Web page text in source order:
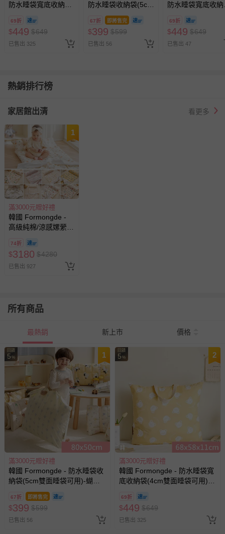
防水睡袋寬底收納袋
黃底熊熊
(68x58x11cm)
69折
$449 $649
已售出 325
防水睡袋收納袋(5cm
雙面睡袋可用)-蝴蝶
結串串 (80x50cm)
67折 即將售完
$399 $599
已售出 56
防水睡袋寬底收納
蝴蝶結串串
(68x58x11cm)
69折
$449 $649
已售出 47
熱銷排行榜
家居館出清 看更多
1
滿3000元贈好禮
韓國 Formongde -
高級純棉/涼感嫘縈四
餅乾小熊
74折
$3180 $4280
已售出 927
所有商品
最熱銷 新上市 價格
回饋
5 % 1
滿3000元贈好禮
韓國 Formongde - 防水睡袋收
納袋(5cm雙面睡袋可用)-蝴蝶
結串串 (80x50cm)
67折 即將售完
$399 $599
已售出 56
回饋
5 % 2
滿3000元贈好禮
韓國 Formongde - 防水睡袋寬
底收納袋(4cm雙面睡袋可用)-
69折
$449 $649
已售出 325